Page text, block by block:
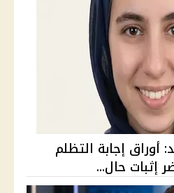
محمد: أوراق إجابة التظلم
إثبات حال...